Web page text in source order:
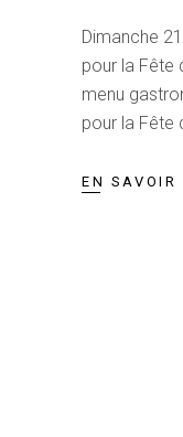
Dimanche
pour la Fête
menu
pour la Fête
EN SAVOIR